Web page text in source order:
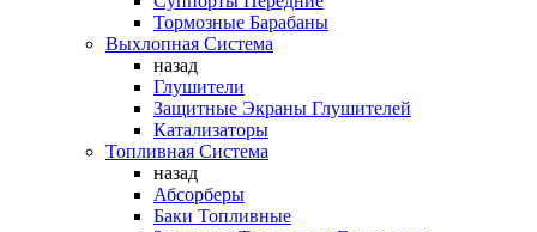
Тормозные Барабаны
Выхлопная Система
назад
Глушители
Защитные Экраны Глушителей
Катализаторы
Топливная Система
назад
Абсорберы
Баки Топливные